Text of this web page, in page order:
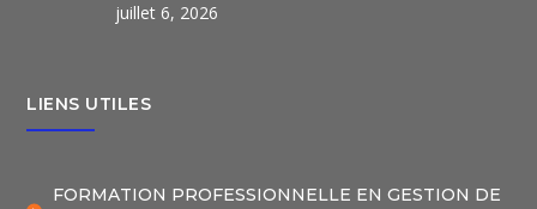
juillet 6, 2026
LIENS UTILES
FORMATION PROFESSIONNELLE EN GESTION DE